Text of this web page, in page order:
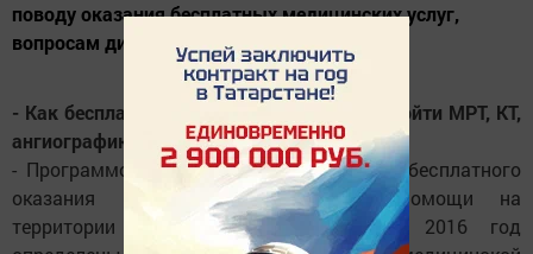
поводу оказания бесплатных медицинских услуг,
вопросам диагностики и другим.
- Как бесплатно и за какой срок можно пройти МРТ, КТ,
ангиографию?
- Программой государственных гарантий бесплатного
оказания гражданам медицинской помощи на
территории Республики Татарстан на 2016 год